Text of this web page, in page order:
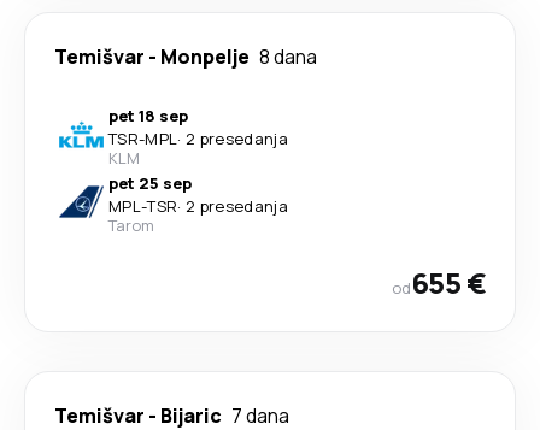
Temišvar - Monpelje 8 dana
pet 18 sep
TSR-MPL· 2 presedanja
KLM
pet 25 sep
MPL-TSR· 2 presedanja
Tarom
od655 €
Temišvar - Bijaric 7 dana